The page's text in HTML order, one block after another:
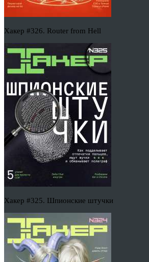
Хакер #326. Router from Hell
Хакер #325. Шпионские штучки